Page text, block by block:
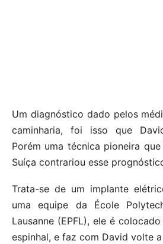
Um diagnóstico dado pelos
caminharia, foi isso que
Porém uma técnica pioneira
Suíça contrariou esse
Trata-se de um implante
uma equipe da École
Lausanne (EPFL), ele é
espinhal, e faz com David volte a